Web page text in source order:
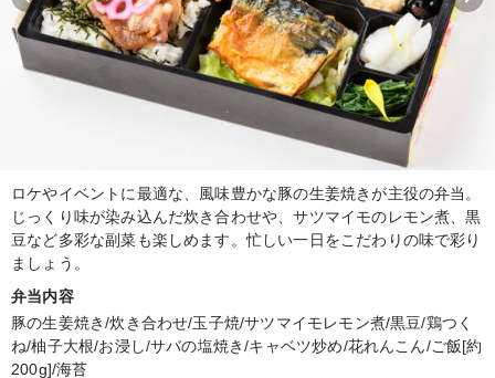
ロケやイベントに最適な、風味豊かな豚の生姜焼きが主役の弁当。
じっくり味が染み込んだ炊き合わせや、サツマイモのレモン煮、黒
豆など多彩な副菜も楽しめます。忙しい一日をこだわりの味で彩り
ましょう。
弁当内容
豚の生姜焼き/炊き合わせ/玉子焼/サツマイモレモン煮/黒豆/鶏つく
ね/柚子大根/お浸し/サバの塩焼き/キャベツ炒め/花れんこん/ご飯[約
200g]/海苔